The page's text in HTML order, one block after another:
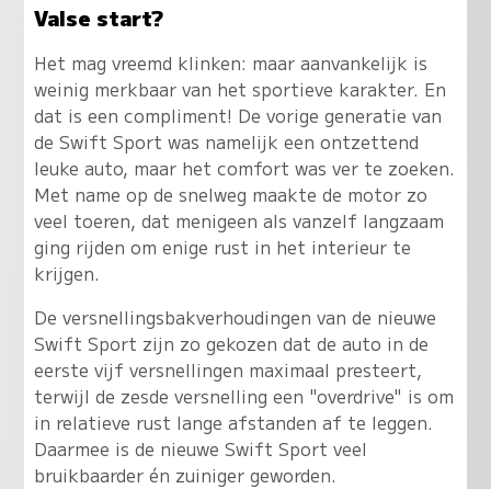
Valse start?
Het mag vreemd klinken: maar aanvankelijk is
weinig merkbaar van het sportieve karakter. En
dat is een compliment! De vorige generatie van
de Swift Sport was namelijk een ontzettend
leuke auto, maar het comfort was ver te zoeken.
Met name op de snelweg maakte de motor zo
veel toeren, dat menigeen als vanzelf langzaam
ging rijden om enige rust in het interieur te
krijgen.
De versnellingsbakverhoudingen van de nieuwe
Swift Sport zijn zo gekozen dat de auto in de
eerste vijf versnellingen maximaal presteert,
terwijl de zesde versnelling een "overdrive" is om
in relatieve rust lange afstanden af te leggen.
Daarmee is de nieuwe Swift Sport veel
bruikbaarder én zuiniger geworden.